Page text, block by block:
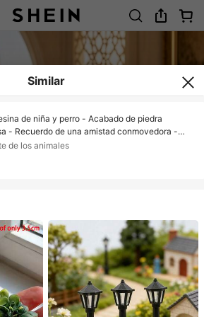
Similar
de niña y perro - Acabado de piedra
- Recuerdo de una amistad conmovedora -
uso en interiores y exteriores - Decoración de
- Un deleite para los amantes de las
creativo para cumpleaños, Navidad y días
de los animales